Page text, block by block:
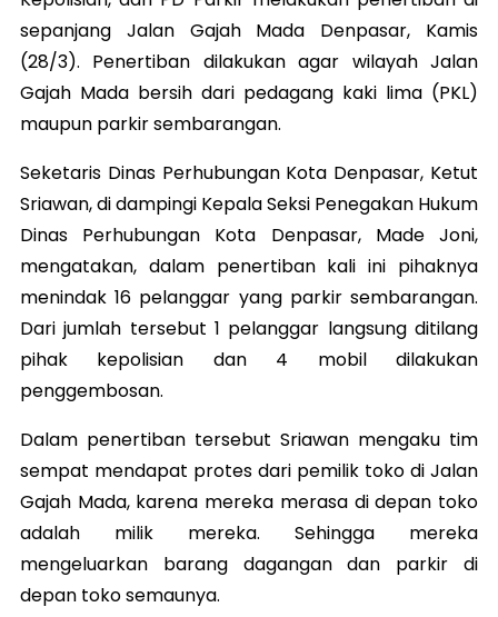
sepanjang Jalan Gajah Mada Denpasar, Kamis
(28/3). Penertiban dilakukan agar wilayah Jalan
Gajah Mada bersih dari pedagang kaki lima (PKL)
maupun parkir sembarangan.
Seketaris Dinas Perhubungan Kota Denpasar, Ketut
Sriawan, di dampingi Kepala Seksi Penegakan Hukum
Dinas Perhubungan Kota Denpasar, Made Joni,
mengatakan, dalam penertiban kali ini pihaknya
menindak 16 pelanggar yang parkir sembarangan.
Dari jumlah tersebut 1 pelanggar langsung ditilang
pihak kepolisian dan 4 mobil dilakukan
penggembosan.
Dalam penertiban tersebut Sriawan mengaku tim
sempat mendapat protes dari pemilik toko di Jalan
Gajah Mada, karena mereka merasa di depan toko
adalah milik mereka. Sehingga mereka
mengeluarkan barang dagangan dan parkir di
depan toko semaunya.